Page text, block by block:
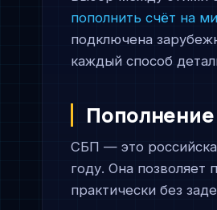
пополнить счёт на
подключена
каждый способ
Пополнение
СБП — это
году. Она позволяет
практически без